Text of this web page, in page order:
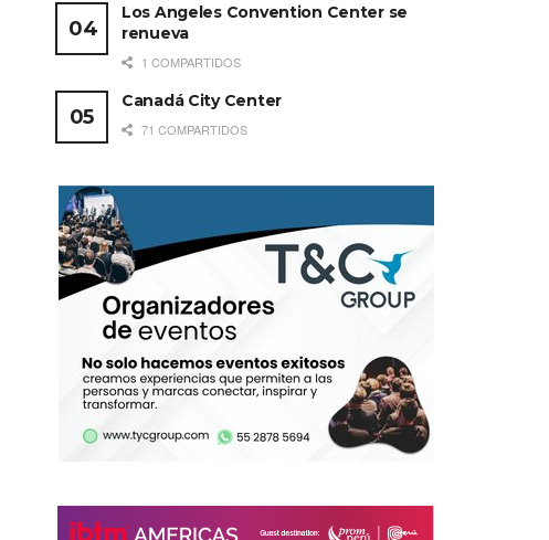
Los Angeles Convention Center se
renueva
1 COMPARTIDOS
Canadá City Center
71 COMPARTIDOS